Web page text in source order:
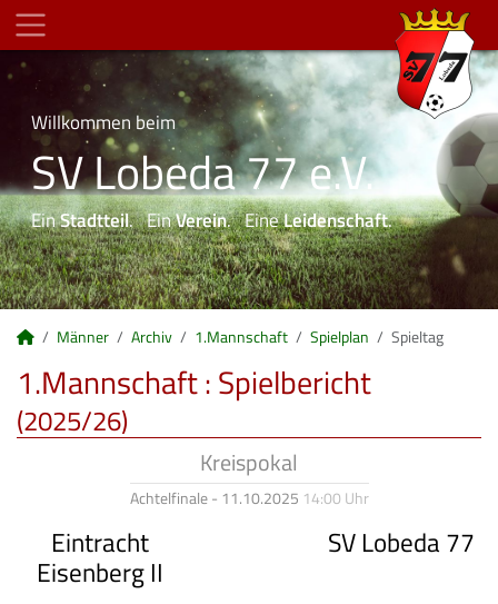
Willkommen beim
SV Lobeda 77 e.V.
EinStadtteil. EinVerein. EineLeidenschaft.
Männer Archiv 1.Mannschaft Spielplan Spieltag
1.Mannschaft :Spielbericht
(2025/26)
Kreispokal
Achtelfinale - 11.10.2025 14:00 Uhr
Eintracht
Eisenberg II
SV Lobeda 77